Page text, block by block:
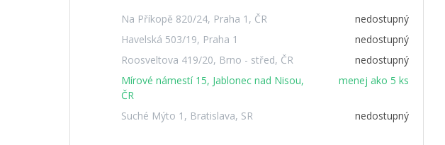
Na Příkopě 820/24, Praha 1, ČR
nedostupný
Havelská 503/19, Praha 1
nedostupný
Roosveltova 419/20, Brno - střed, ČR
nedostupný
Mírové námestí 15, Jablonec nad Nisou,
ČR
menej ako 5 ks
Suché Mýto 1, Bratislava, SR nedostupný